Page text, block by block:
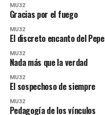
MU32
Gracias por el fuego
MU32
El discreto encanto del Pepe
MU32
Nada más que la verdad
MU32
El sospechoso de siempre
MU32
Pedagogía de los vínculos